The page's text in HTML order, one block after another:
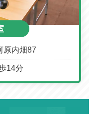
原内畑87
14分